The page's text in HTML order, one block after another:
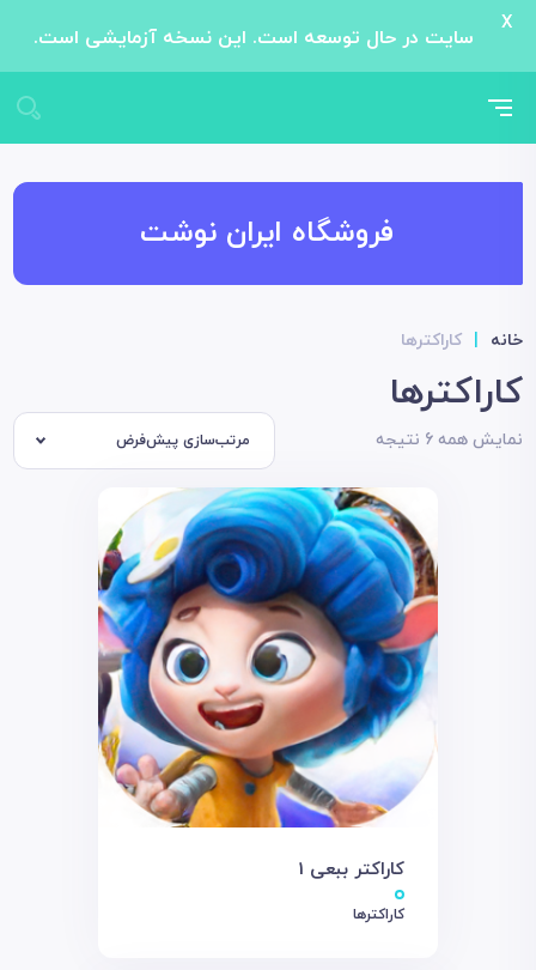
فروشگاه ایران نوشت
خانه کاراکترها
کاراکترها
نمایش همه 6 نتیجه
کاراکتر ببعی 1
کاراکترها
سایت در حال توسعه است. این نسخه آزمایشی است.
X